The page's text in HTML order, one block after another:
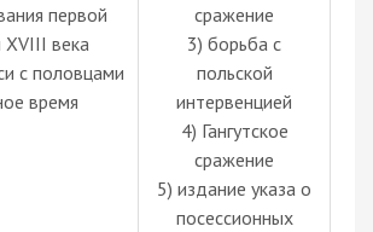
первой
XVIII века
с половцами
время
сражение
3) борьба с
польской
интервенцией
4) Гангутское
сражение
5) издание указа о
посессионных